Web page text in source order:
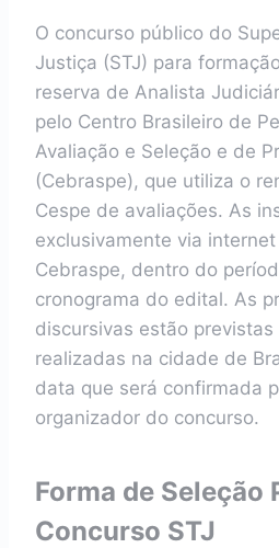
O concurso público do
Justiça (STJ) para
reserva de Analista
pelo Centro Brasileiro de
Avaliação e Seleção e de
(Cebraspe), que utiliza o
Cespe de avaliações. As
exclusivamente via
Cebraspe, dentro do
cronograma do edital. As
discursivas estão previstas
realizadas na cidade de
data que será confirmada
organizador do concurso.
Forma de Seleção
Concurso STJ